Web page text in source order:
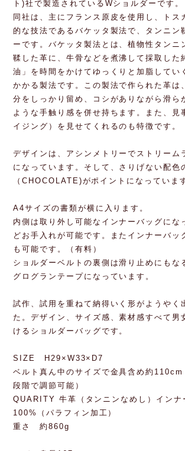
ト)社で製造されているWショルダーです。
同社は、主にフランス原皮を使用し、トス
的な技法であるバケッタ製法で、タンニン
ーです。バケッタ製法とは、植物性タンニ
鞣した革に、牛骨などを煮沸して採取した
油」を時間をかけてゆっくりと加脂してい
かかる製法です。この製法で作られた革は
分をしっかり留め、コシがありながら滑ら
ような手触り感を併せ持ちます。また、見
イジング）を見せてくれるのも特徴です。
デザインは、アシンメトリーでストリーム
になっています。そして、さりげない配色
（CHOCOLATE)がポイントになっていま
A4サイズの書類が横に入ります。
内側は取り外し可能なインナーバッグにな
どお手入れが可能です。またインナーバッ
も可能です。（有料）
ショルダーベルトの裏側は滑り止めにもな
グログランテープになっています。
試作、試用を重ねて納得いく形がようやく
た。デザイン、サイズ感、素材感すべて男
けるショルダーバッグです。
SIZE H29×W33×D7
ベルト真ん中のサイズで金具含め約
段階で調節可能）
QUARITY 牛革（タンニンなめし）イン
100%（パラフィン加工）
重さ 約860g